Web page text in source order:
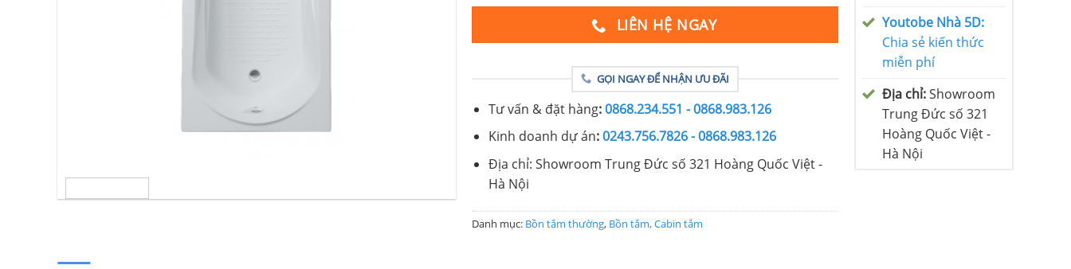
LIÊN HỆ NGAY
GỌI NGAY ĐỂ NHẬN ƯU ĐÃI
Tư vấn & đặt hàng:0868.234.551 - 0868.983.126
Kinh doanh dự án:0243.756.7826 - 0868.983.126
Địa chỉ: Showroom Trung Đức số 321 Hoàng Quốc Việt -
Hà Nội
Danh mục: Bồn tắm thường, Bồn tắm, Cabin tắm
Youtobe Nhà 5D:
Chia sẻ kiến thức
miễn phí
Địa chỉ:Showroom
Trung Đức số 321
Hoàng Quốc Việt -
Hà Nội